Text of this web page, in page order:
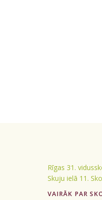
Rīgas 31.
Skuju ielā 11.
VAIRĀK PAR